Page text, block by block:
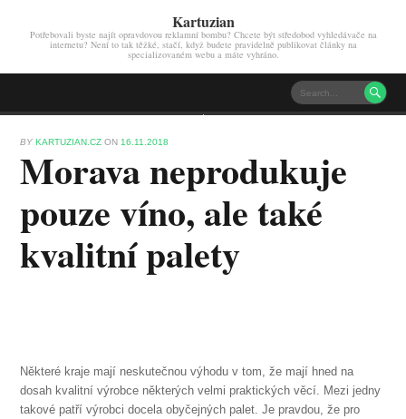
Kartuzian
Potřebovali byste najít opravdovou reklamní bombu? Chcete být středobod vyhledávače na
internetu? Není to tak těžké, stačí, když budete pravidelně publikovat články na
specializovaném webu a máte vyhráno.

BY KARTUZIAN.CZON16.11.2018
Morava neprodukuje
pouze víno, ale také
kvalitní palety
Některé kraje mají neskutečnou výhodu v tom, že mají hned na
dosah kvalitní výrobce některých velmi praktických věcí. Mezi jedny
takové patří výrobci docela obyčejných palet. Je pravdou, že pro